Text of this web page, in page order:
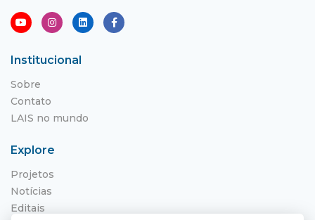
Institucional
Sobre
Contato
LAIS no mundo
Explore
Projetos
Notícias
Editais